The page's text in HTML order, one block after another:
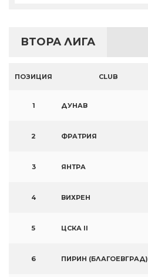
ВТОРА ЛИГА
ПОЗИЦИЯ CLUB
1 ДУНАВ
2 ФРАТРИЯ
3 ЯНТРА
4 ВИХРЕН
5 ЦСКА II
6 ПИРИН (БЛАГОЕВГРАД)